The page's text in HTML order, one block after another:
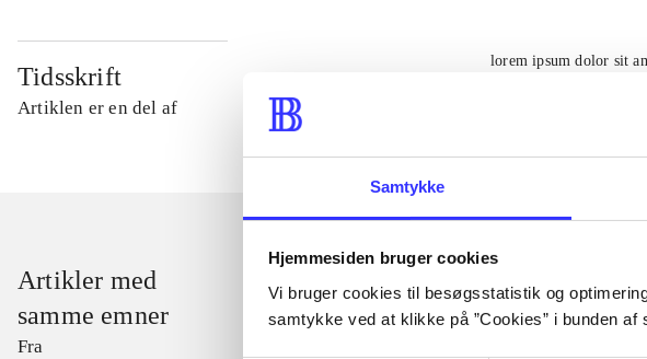
Samtykke
Hjemmesiden bruger cookies
Vi bruger cookies til besøgsstatistik og
samtykke ved at klikke på ”Cookies” i bunden
Tidsskrift
Artiklen er en del af
lorem ipsum dolor sit
Artikler med
samme emner
Fra